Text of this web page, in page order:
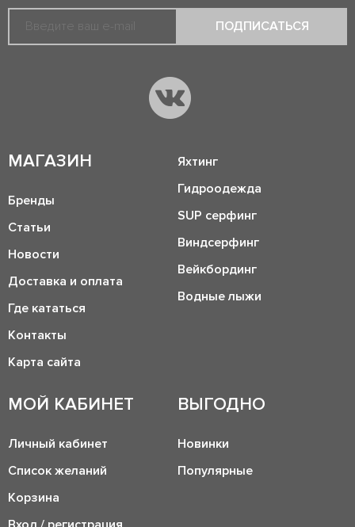
ПОДПИСАТЬСЯ
МАГАЗИН
Бренды
Статьи
Новости
Доставка и оплата
Где кататься
Контакты
Карта сайта
Яхтинг
Гидроодежда
SUP серфинг
Виндсерфинг
Вейкбординг
Водные лыжи
МОЙ КАБИНЕТ
Личный кабинет
Список желаний
Корзина
ВЫГОДНО
Новинки
Популярные